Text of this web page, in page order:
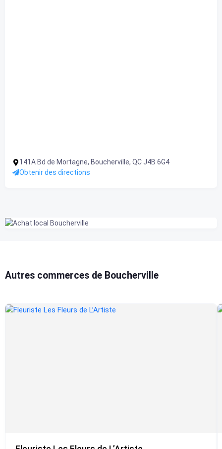
141A Bd de Mortagne, Boucherville, QC J4B 6G4
Obtenir des directions
Autres commerces de Boucherville